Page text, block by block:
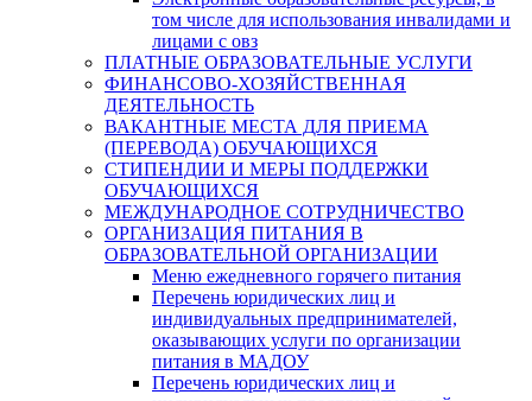
том числе для использования инвалидами и
лицами с овз
ПЛАТНЫЕ ОБРАЗОВАТЕЛЬНЫЕ УСЛУГИ
ФИНАНСОВО-ХОЗЯЙСТВЕННАЯ
ДЕЯТЕЛЬНОСТЬ
ВАКАНТНЫЕ МЕСТА ДЛЯ ПРИЕМА
(ПЕРЕВОДА) ОБУЧАЮЩИХСЯ
СТИПЕНДИИ И МЕРЫ ПОДДЕРЖКИ
ОБУЧАЮЩИХСЯ
МЕЖДУНАРОДНОЕ СОТРУДНИЧЕСТВО
ОРГАНИЗАЦИЯ ПИТАНИЯ В
ОБРАЗОВАТЕЛЬНОЙ ОРГАНИЗАЦИИ
Меню ежедневного горячего питания
Перечень юридических лиц и
индивидуальных предпринимателей,
оказывающих услуги по организации
питания в МАДОУ
Перечень юридических лиц и